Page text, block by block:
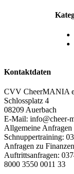
Kontaktdaten
CVV CheerMANIA
Schlossplatz 4
08209 Auerbach
E-Mail: info@cheer-
Allgemeine Anfragen
Schnuppertraining:
Anfragen zu
Auftrittsanfragen:
8000 3550 0011 33